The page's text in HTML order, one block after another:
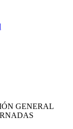
GENERAL